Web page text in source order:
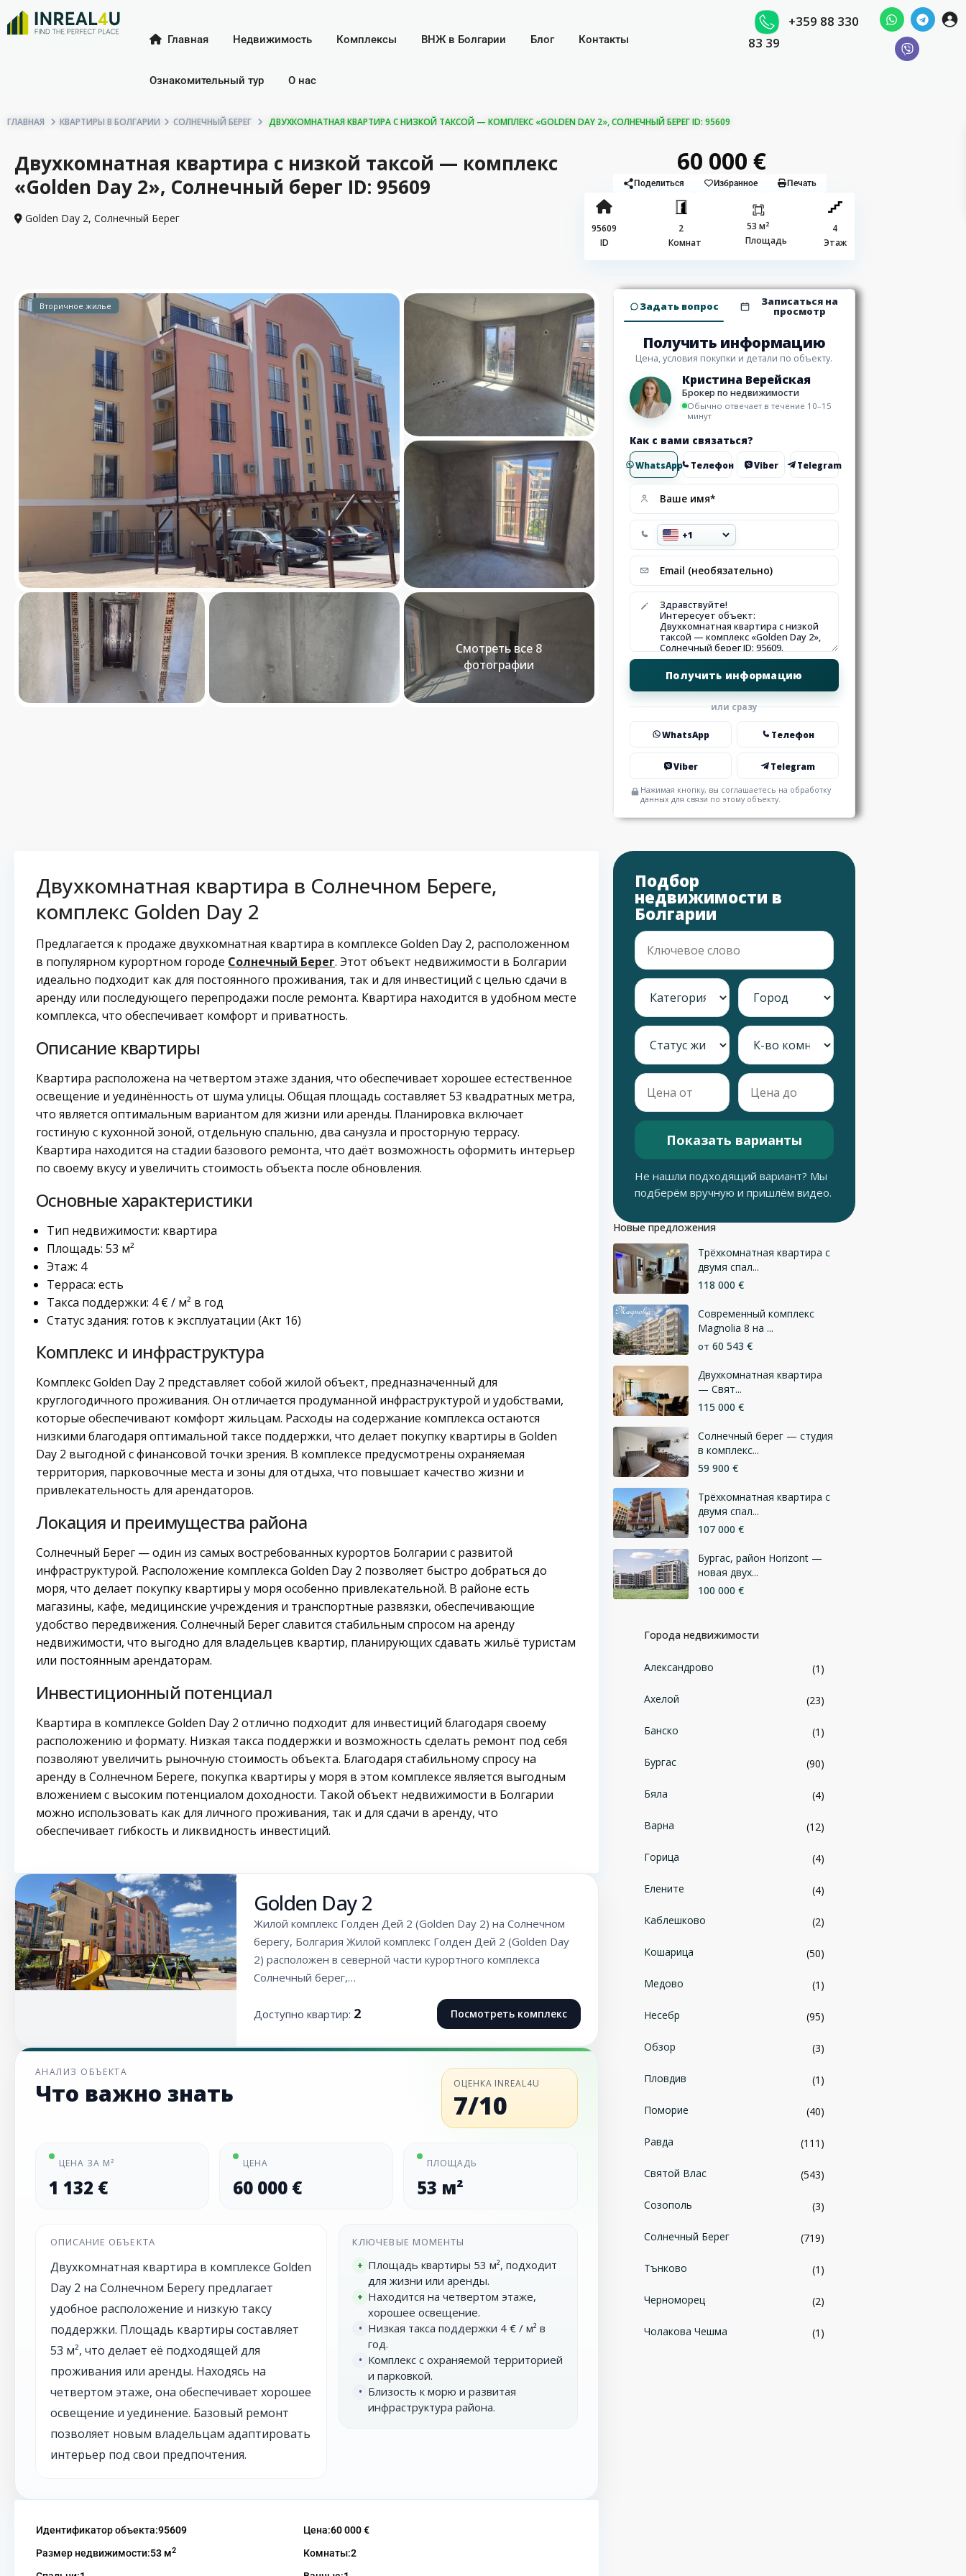
Главная Недвижимость Комплексы ВНЖ в Болгарии Блог Контакты
Ознакомительный тур О нас
+359 88 330
83 39
ГЛАВНАЯ КВАРТИРЫ В БОЛГАРИИ СОЛНЕЧНЫЙ БЕРЕГ ДВУХКОМНАТНАЯ КВАРТИРА С НИЗКОЙ ТАКСОЙ — КОМПЛЕКС «GOLDEN DAY 2», СОЛНЕЧНЫЙ БЕРЕГ ID: 95609
Двухкомнатная квартира с низкой таксой — комплекс
«Golden Day 2», Солнечный берег ID: 95609
Golden Day 2, Солнечный Берег
60 000 €
Поделиться Избранное Печать
95609
ID
2
Комнат
53 м2
Площадь
4
Этаж
Смотреть все 8
фотографии
Вторичное жилье Задать вопрос Записаться на
просмотр
Получить информацию
Цена, условия покупки и детали по объекту.
Кристина Верейская
Брокер по недвижимости
Обычно отвечает в течение 10–15
минут
Как с вами связаться?
WhatsApp Телефон Viber Telegram
или сразу
WhatsApp Телефон
Viber Telegram
Нажимая кнопку, вы соглашаетесь на обработку
данных для связи по этому объекту.
Двухкомнатная квартира в Солнечном Береге,
комплекс Golden Day 2
Предлагается к продаже двухкомнатная квартира в комплексе Golden Day 2, расположенном
в популярном курортном городе Солнечный Берег. Этот объект недвижимости в Болгарии
идеально подходит как для постоянного проживания, так и для инвестиций с целью сдачи в
аренду или последующего перепродажи после ремонта. Квартира находится в удобном месте
комплекса, что обеспечивает комфорт и приватность.
Описание квартиры
Квартира расположена на четвертом этаже здания, что обеспечивает хорошее естественное
освещение и уединённость от шума улицы. Общая площадь составляет 53 квадратных метра,
что является оптимальным вариантом для жизни или аренды. Планировка включает
гостиную с кухонной зоной, отдельную спальню, два санузла и просторную террасу.
Квартира находится на стадии базового ремонта, что даёт возможность оформить интерьер
по своему вкусу и увеличить стоимость объекта после обновления.
Основные характеристики
Тип недвижимости: квартира
Площадь: 53 м²
Этаж: 4
Терраса: есть
Такса поддержки: 4 € / м² в год
Статус здания: готов к эксплуатации (Акт 16)
Комплекс и инфраструктура
Комплекс Golden Day 2 представляет собой жилой объект, предназначенный для
круглогодичного проживания. Он отличается продуманной инфраструктурой и удобствами,
которые обеспечивают комфорт жильцам. Расходы на содержание комплекса остаются
низкими благодаря оптимальной таксе поддержки, что делает покупку квартиры в Golden
Day 2 выгодной с финансовой точки зрения. В комплексе предусмотрены охраняемая
территория, парковочные места и зоны для отдыха, что повышает качество жизни и
привлекательность для арендаторов.
Локация и преимущества района
Солнечный Берег — один из самых востребованных курортов Болгарии с развитой
инфраструктурой. Расположение комплекса Golden Day 2 позволяет быстро добраться до
моря, что делает покупку квартиры у моря особенно привлекательной. В районе есть
магазины, кафе, медицинские учреждения и транспортные развязки, обеспечивающие
удобство передвижения. Солнечный Берег славится стабильным спросом на аренду
недвижимости, что выгодно для владельцев квартир, планирующих сдавать жильё туристам
или постоянным арендаторам.
Инвестиционный потенциал
Квартира в комплексе Golden Day 2 отлично подходит для инвестиций благодаря своему
расположению и формату. Низкая такса поддержки и возможность сделать ремонт под себя
позволяют увеличить рыночную стоимость объекта. Благодаря стабильному спросу на
аренду в Солнечном Береге, покупка квартиры у моря в этом комплексе является выгодным
вложением с высоким потенциалом доходности. Такой объект недвижимости в Болгарии
можно использовать как для личного проживания, так и для сдачи в аренду, что
обеспечивает гибкость и ликвидность инвестиций.
Golden Day 2
Жилой комплекс Голден Дей 2 (Golden Day 2) на Солнечном
берегу, Болгария Жилой комплекс Голден Дей 2 (Golden Day
2) расположен в северной части курортного комплекса
Солнечный берег,…
Доступно квартир: 2 Посмотреть комплекс
АНАЛИЗ ОБЪЕКТА
Что важно знать ОЦЕНКА INREAL4U
7/10
ЦЕНА ЗА М²
1 132 €
ЦЕНА
60 000 €
ПЛОЩАДЬ
53 м²
ОПИСАНИЕ ОБЪЕКТА
Двухкомнатная квартира в комплексе Golden
Day 2 на Солнечном Берегу предлагает
удобное расположение и низкую таксу
поддержки. Площадь квартиры составляет
53 м², что делает её подходящей для
проживания или аренды. Находясь на
четвертом этаже, она обеспечивает хорошее
освещение и уединение. Базовый ремонт
позволяет новым владельцам адаптировать
интерьер под свои предпочтения.
КЛЮЧЕВЫЕ МОМЕНТЫ
+ Площадь квартиры 53 м², подходит
для жизни или аренды.
+ Находится на четвертом этаже,
хорошее освещение.
• Низкая такса поддержки 4 € / м² в
год.
• Комплекс с охраняемой территорией
и парковкой.
• Близость к морю и развитая
инфраструктура района.
Идентификатор объекта:95609 Цена:60 000 €
Размер недвижимости:53 м2 Комнаты:2
Подбор
недвижимости в
Болгарии
Показать варианты
Не нашли подходящий вариант? Мы
подберём вручную и пришлём видео.
Новые предложения
Трёхкомнатная квартира с
двумя спал...
118 000 €
Современный комплекс
Magnolia 8 на ...
от 60 543 €
Двухкомнатная квартира
— Свят...
115 000 €
Солнечный берег — студия
в комплекс...
59 900 €
Трёхкомнатная квартира с
двумя спал...
107 000 €
Бургас, район Horizont —
новая двух...
100 000 €
Города недвижимости
Александрово (1)
Ахелой (23)
Банско (1)
Бургас (90)
Бяла (4)
Варна (12)
Горица (4)
Елените (4)
Каблешково (2)
Кошарица (50)
Медово (1)
Несебр (95)
Обзор (3)
Пловдив (1)
Поморие (40)
Равда (111)
Святой Влас (543)
Созополь (3)
Солнечный Берег (719)
Тънково (1)
Черноморец (2)
Чолакова Чешма (1)